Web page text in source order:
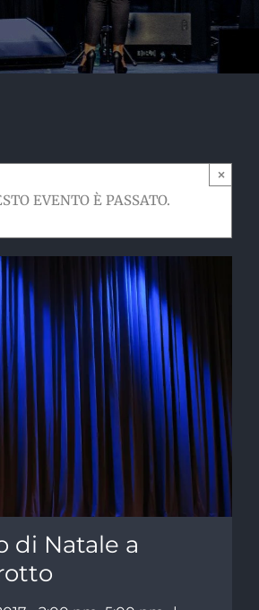
EVENTO È PASSATO.
×
di Natale a